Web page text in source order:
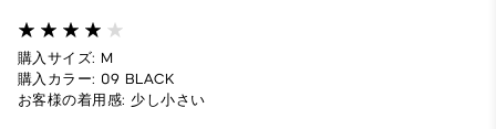
購入サイズ: M
購入カラー: 09 BLACK
お客様の着用感: 少し小さい